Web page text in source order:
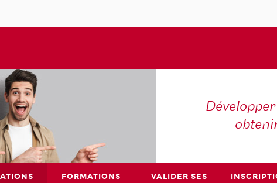
FORMATIONS
VALIDER SES